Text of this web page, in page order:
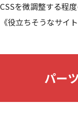
CSSを微調整する程
《役立ちそうなサ
パー